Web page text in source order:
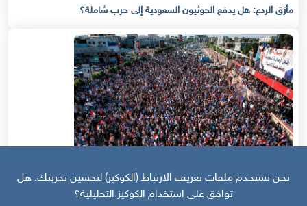
مأزق الردع: هل يدفع الحوثيون السعودية إلى حرب شاملة؟
نحن نستخدم ملفات تعريف الارتباط (الكوكيز) لتحسين تجربتك. هل
توافق على استخدام الكوكيز التحليلية؟